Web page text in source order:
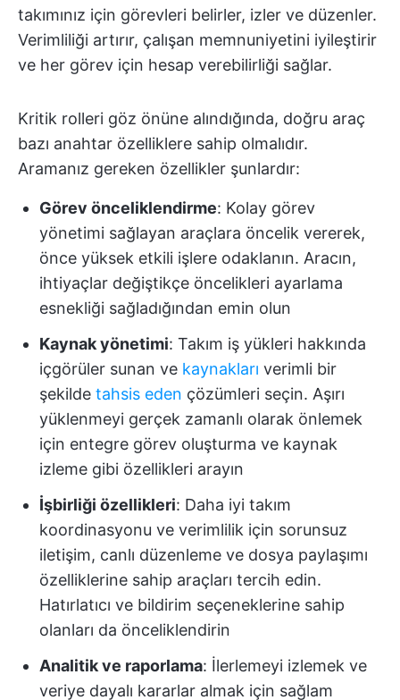
takımınız için görevleri belirler, izler ve düzenler.
Verimliliği artırır, çalışan memnuniyetini iyileştirir
ve her görev için hesap verebilirliği sağlar.
Kritik rolleri göz önüne alındığında, doğru araç
bazı anahtar özelliklere sahip olmalıdır.
Aramanız gereken özellikler şunlardır:
Görev önceliklendirme: Kolay görev
yönetimi sağlayan araçlara öncelik vererek,
önce yüksek etkili işlere odaklanın. Aracın,
ihtiyaçlar değiştikçe öncelikleri ayarlama
esnekliği sağladığından emin olun
Kaynak yönetimi: Takım iş yükleri hakkında
içgörüler sunan ve kaynakları verimli bir
şekilde tahsis eden çözümleri seçin. Aşırı
yüklenmeyi gerçek zamanlı olarak önlemek
için entegre görev oluşturma ve kaynak
izleme gibi özellikleri arayın
İşbirliği özellikleri: Daha iyi takım
koordinasyonu ve verimlilik için sorunsuz
iletişim, canlı düzenleme ve dosya paylaşımı
özelliklerine sahip araçları tercih edin.
Hatırlatıcı ve bildirim seçeneklerine sahip
olanları da önceliklendirin
Analitik ve raporlama: İlerlemeyi izlemek ve
veriye dayalı kararlar almak için sağlam